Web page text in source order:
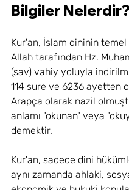
Bilgiler Nelerdir?
Kur'an, İslam dininin temel
Allah tarafından Hz.
(sav) vahiy yoluyla
114 sure ve 6236 ayetten
Arapça olarak nazil
anlamı "okunan" veya
demektir.
Kur'an, sadece dini
aynı zamanda ahlaki,